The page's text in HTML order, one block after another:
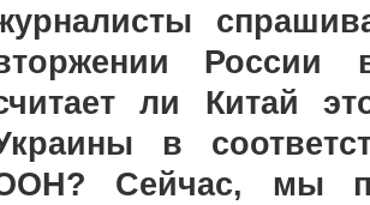
России
ли Китай
в
Сейчас, мы